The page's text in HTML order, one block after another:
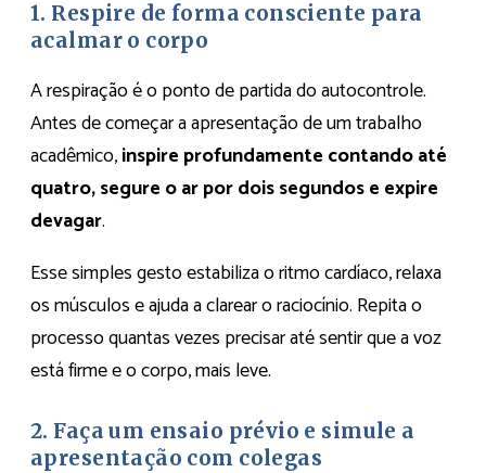
1. Respire de forma consciente para
acalmar o corpo
A respiração é o ponto de partida do autocontrole.
Antes de começar a apresentação de um trabalho
acadêmico,inspire profundamente contando até
quatro, segure o ar por dois segundos e expire
devagar.
Esse simples gesto estabiliza o ritmo cardíaco, relaxa
os músculos e ajuda a clarear o raciocínio. Repita o
processo quantas vezes precisar até sentir que a voz
está firme e o corpo, mais leve.
2. Faça um ensaio prévio e simule a
apresentação com colegas